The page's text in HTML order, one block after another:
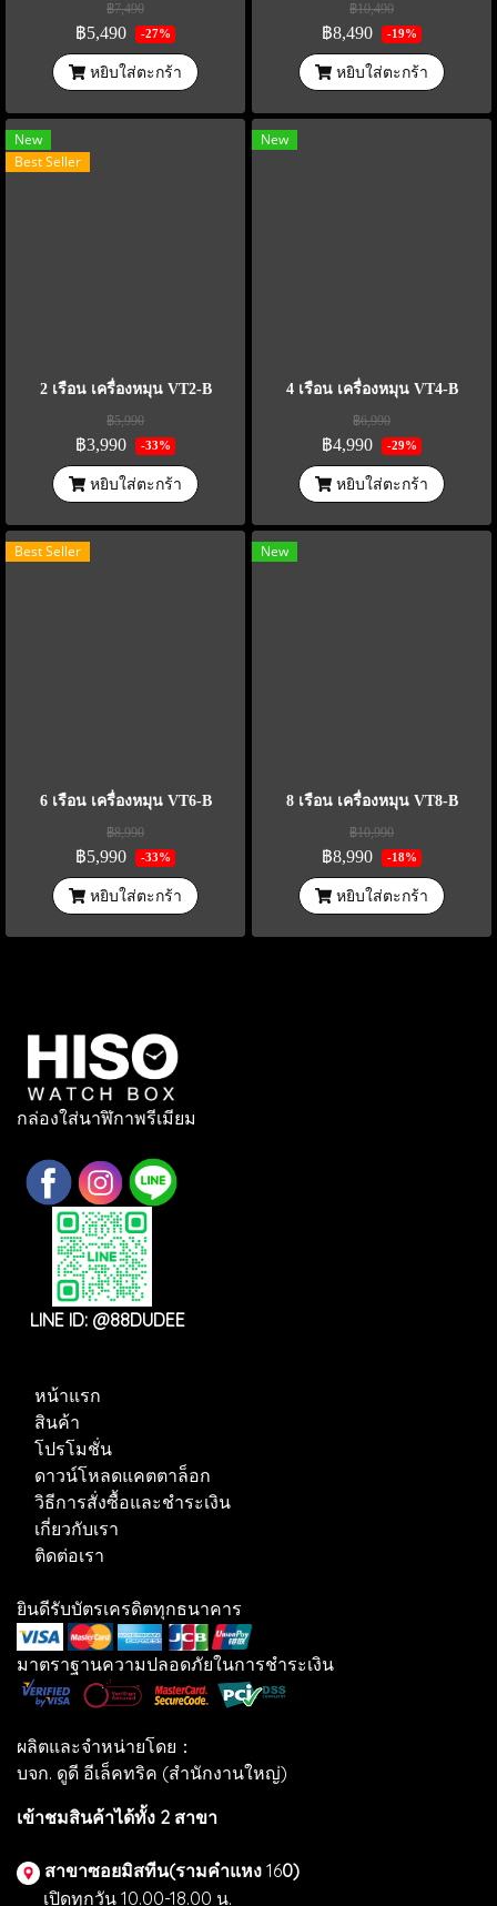
฿7,490
฿5,490 -27%
หยิบใส่ตะกร้า
฿10,490
฿8,490 -19%
หยิบใส่ตะกร้า
New
Best Seller
2 เรือน เครื่องหมุน VT2-B
฿5,990
฿3,990 -33%
หยิบใส่ตะกร้า
New
4 เรือน เครื่องหมุน VT4-B
฿6,990
฿4,990 -29%
หยิบใส่ตะกร้า
Best Seller
6 เรือน เครื่องหมุน VT6-B
฿8,990
฿5,990 -33%
หยิบใส่ตะกร้า
New
8 เรือน เครื่องหมุน VT8-B
฿10,990
฿8,990 -18%
หยิบใส่ตะกร้า
กล่องใส่นาฬิกาพรีเมียม
LINE ID: @88DUDEE
หน้าแรก
สินค้า
โปรโมชั่น
ดาวน์โหลดแคตตาล็อก
วิธีการสั่งซื้อและชำระเงิน
เกี่ยวกับเรา
ติดต่อเรา
ยินดีรับบัตรเครดิตทุกธนาคาร
มาตราฐานความปลอดภัยในการชำระเงิน
ผลิตและจำหน่ายโดย：
บจก. ดูดี อีเล็คทริค (สำนักงานใหญ่)
เข้าชมสินค้าได้ทั้ง 2 สาขา
สาขาซอยมิสทีน(รามคำแหง 160)
เปิดทุกวัน 10.00-18.00 น.